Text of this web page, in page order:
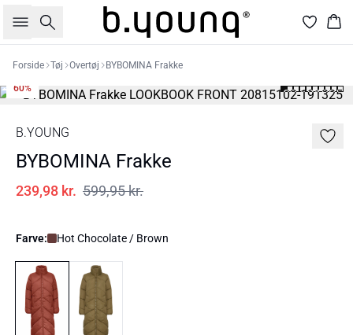
Søg
Forside Tøj Overtøj BYBOMINA Frakke
60%
B.YOUNG
BYBOMINA Frakke
239,98 kr. 599,95 kr.
Farve: Hot Chocolate / Brown